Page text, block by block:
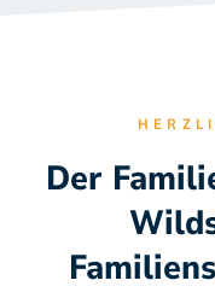
Der